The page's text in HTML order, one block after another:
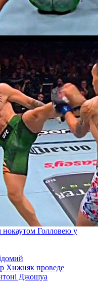
нокаутом Голловею у
Хижняк проведе
Джошуа